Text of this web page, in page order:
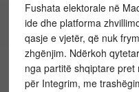
Fushata elektorale në
ide dhe platforma
qasje e vjetër, që nuk
zhgënjim. Ndërkoh
nga partitë shqiptare
për Integrim, me